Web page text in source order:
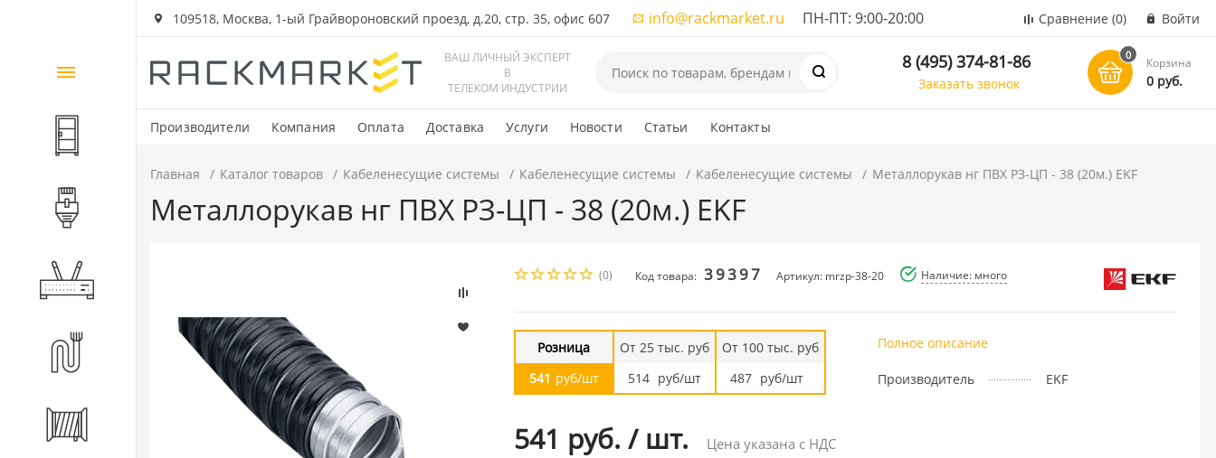
109518, Москва, 1-ый Грайвороновский проезд, д.20, стр. 35, офис 607 info@rackmarket.ru ПН-ПТ: 9:00-20:00 Сравнение (0) Войти
ВАШ ЛИЧНЫЙ ЭКСПЕРТ
В
ТЕЛЕКОМ ИНДУСТРИИ
8 (495) 374-81-86
Заказать звонок
0
Корзина
0 руб.
Производители Компания Оплата Доставка Услуги Новости Статьи Контакты
Каталог
товаров
Шкафы и стойки
Компоненты СКС
Волоконно-оптические
Главная Каталог товаров Кабеленесущие системы Кабеленесущие системы Кабеленесущие системы Металлорукав нг ПВХ РЗ-ЦП - 38 (20м.) EKF
Металлорукав нг ПВХ РЗ-ЦП - 38 (20м.) EKF
(0) Код товара: 39397 Артикул: mrzp-38-20 Наличие: много
Розница
541 руб/шт
От 25 тыс. руб
514 руб/шт
От 100 тыс. руб
487 руб/шт
541 руб. / шт. Цена указана с НДС
Полное описание
Производитель EKF